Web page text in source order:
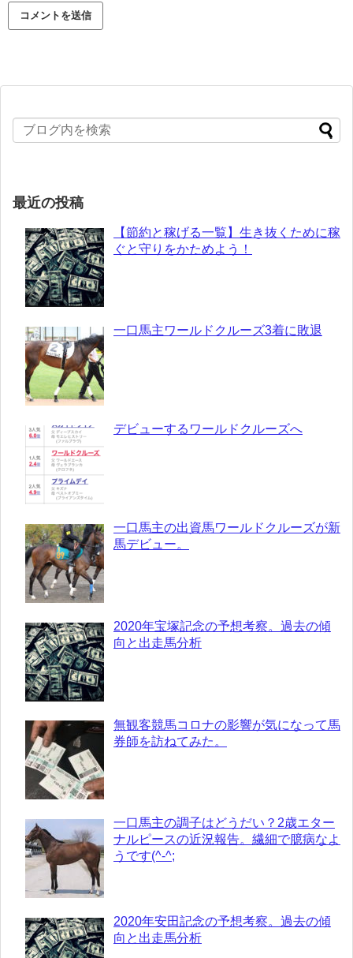
最近の投稿
【節約と稼げる一覧】生き抜くために稼
ぐと守りをかためよう！
一口馬主ワールドクルーズ3着に敗退
デビューするワールドクルーズへ
一口馬主の出資馬ワールドクルーズが新
馬デビュー。
2020年宝塚記念の予想考察。過去の傾
向と出走馬分析
無観客競馬コロナの影響が気になって馬
券師を訪ねてみた。
一口馬主の調子はどうだい？2歳エター
ナルピースの近況報告。繊細で臆病なよ
うです(^-^;
2020年安田記念の予想考察。過去の傾
向と出走馬分析